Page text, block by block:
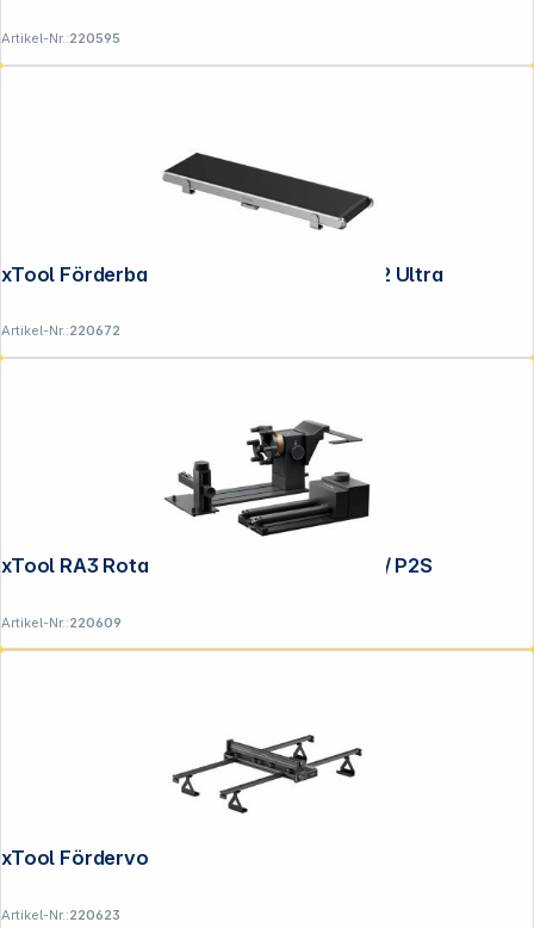
Artikel-Nr.:220595
xTool Förderband Auto Streamline für F2 Ultra
Artikel-Nr.:220672
xTool RA3 Rotations Erweiterung für P2 / P2S
Artikel-Nr.:220609
Artikel-Nr.:220623